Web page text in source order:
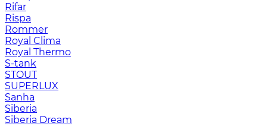
Rifar
Rispa
Rommer
Royal Clima
Royal Thermo
S-tank
STOUT
SUPERLUX
Sanha
Siberia
Siberia Dream